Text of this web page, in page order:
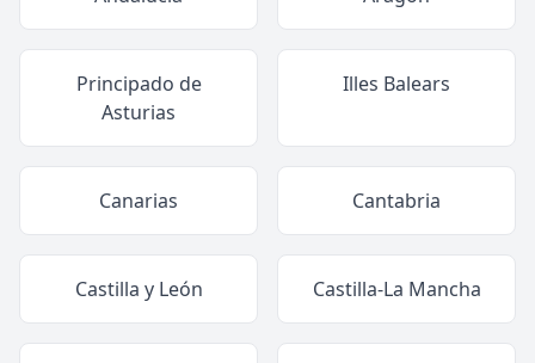
Principado de
Asturias
Illes Balears
Canarias Cantabria
Castilla y León Castilla-La Mancha